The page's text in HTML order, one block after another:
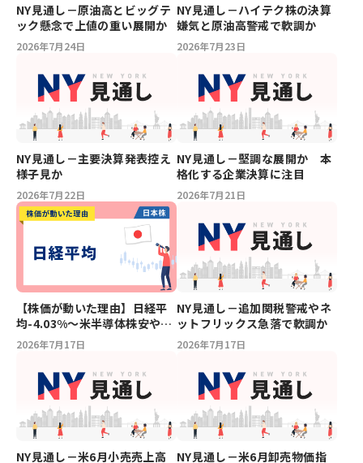
NY見通し－原油高とビッグテ
ック懸念で上値の重い展開か
2026年7月24日
NY見通し－ハイテク株の決算
嫌気と原油高警戒で軟調か
2026年7月23日
NY見通し－主要決算発表控え
様子見か
2026年7月22日
NY見通し－堅調な展開か 本
格化する企業決算に注目
2026年7月21日
【株価が動いた理由】日経平
均-4.03%～米半導体株安や地
政学リスクへの警戒から一時
4,000円超安の急落
2026年7月17日
NY見通し－追加関税警戒やネ
ットフリックス急落で軟調か
2026年7月17日
NY見通し－米6月小売売上高
NY見通し－米6月卸売物価指